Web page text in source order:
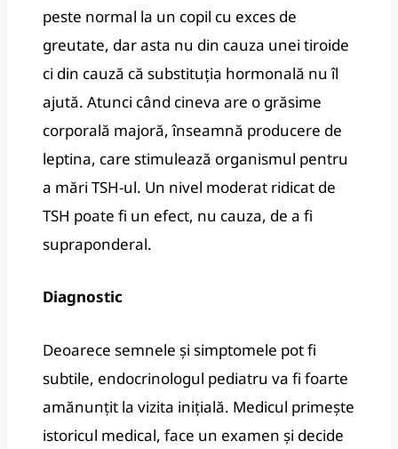
peste normal la un copil cu exces de
greutate, dar asta nu din cauza unei tiroide
ci din cauză că substituția hormonală nu îl
ajută. Atunci când cineva are o grăsime
corporală majoră, înseamnă producere de
leptina, care stimulează organismul pentru
a mări TSH-ul. Un nivel moderat ridicat de
TSH poate fi un efect, nu cauza, de a fi
supraponderal.
Diagnostic
Deoarece semnele și simptomele pot fi
subtile, endocrinologul pediatru va fi foarte
amănunțit la vizita inițială. Medicul primește
istoricul medical, face un examen și decide